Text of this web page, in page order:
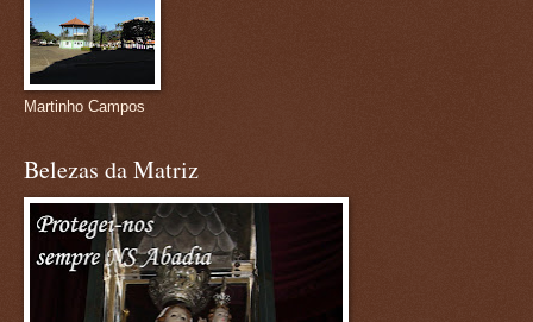
Martinho Campos
Belezas da Matriz